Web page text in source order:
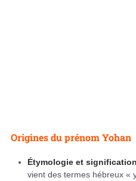
Origines du prénom Yohan
Étymologie et
vient des termes hébreux «